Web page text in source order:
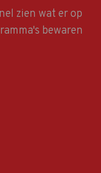
zien wat er op
bewaren